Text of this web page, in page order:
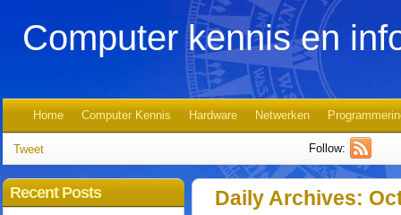
Computer kennis en
Home Computer Kennis Hardware Netwerken
Tweet Follow:
Daily Archives:
Recent Posts